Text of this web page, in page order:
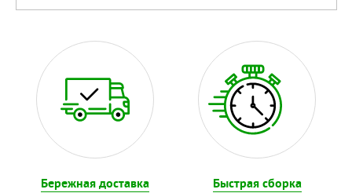
Бережная доставка
Быстрая сборка